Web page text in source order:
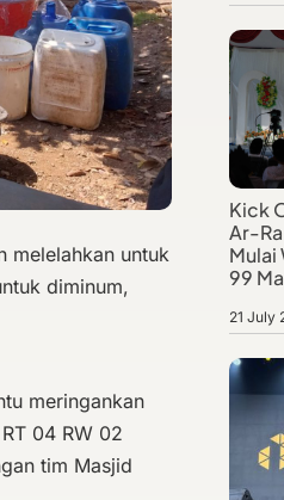
melelahkan untuk
diminum,
meringankan
04 RW 02
tim Masjid
Kick
Ar-
Mulai
99
21 July